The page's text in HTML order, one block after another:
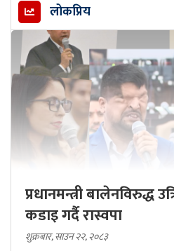
लोकप्रिय
प्रधानमन्त्री बालेनविरुद्ध
कडाइ गर्दै रास्वपा
शुक्रबार, साउन २२, २०८३